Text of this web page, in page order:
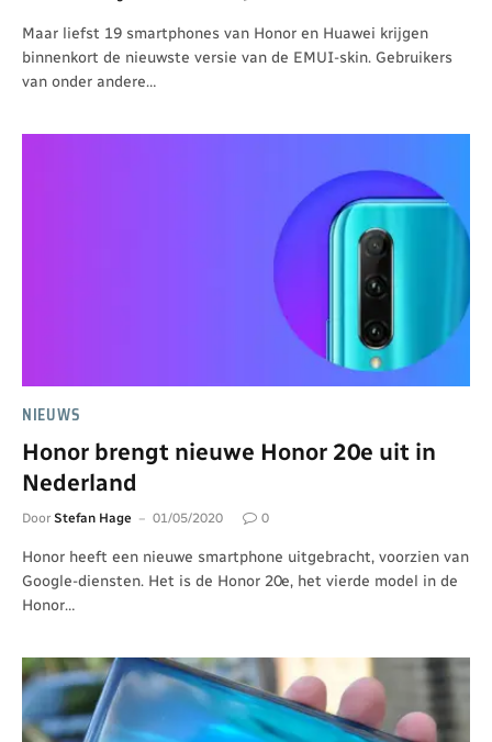
Maar liefst 19 smartphones van Honor en Huawei krijgen
binnenkort de nieuwste versie van de EMUI-skin. Gebruikers
van onder andere…
NIEUWS
Honor brengt nieuwe Honor 20e uit in
Nederland
Door Stefan Hage 01/05/2020 0
Honor heeft een nieuwe smartphone uitgebracht, voorzien van
Google-diensten. Het is de Honor 20e, het vierde model in de
Honor…